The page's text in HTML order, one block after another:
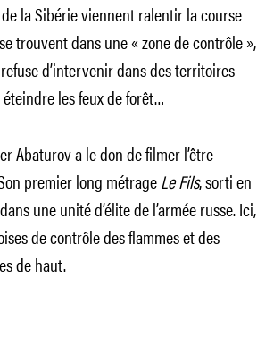
la Sibérie viennent ralentir la course
trouvent dans une « zone de contrôle »,
d’intervenir dans des territoires
les feux de forêt…
Abaturov a le don de filmer l’être
premier long métrageLe Fils, sorti en
une unité d’élite de l’armée russe. Ici,
de contrôle des flammes et des
de haut.